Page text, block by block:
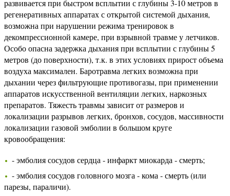
развивается при быстром всплытии с глубины 3-10 метров в
регенеративных аппаратах с открытой системой дыхания,
возможна при нарушении режима тренировок в
декомпрессионной камере, при взрывной травме у летчиков.
Особо опасна задержка дыхания при всплытии с глубины 5
метров (до поверхности), т.к. в этих условиях прирост объема
воздуха максимален. Баротравма легких возможна при
дыхании через фильтрующие противогазы, при применении
аппаратов искусственной вентиляции легких, наркозных
препаратов. Тяжесть травмы зависит от размеров и
локализации разрывов легких, бронхов, сосудов, массивности
локализации газовой эмболии в большом круге
кровообращения:
- эмболия сосудов сердца - инфаркт миокарда - смерть;
- эмболия сосудов головного мозга - кома - смерть (или
парезы, параличи).